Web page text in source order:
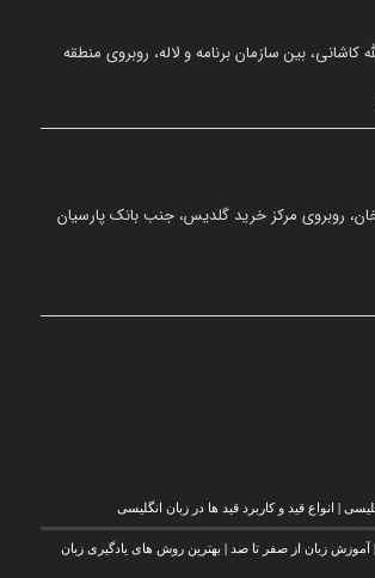
کاشانی، بین سازمان برنامه و لاله، روبروی منطقه
روبروی مرکز خرید گلدیس، جنب بانک پارسیان
| انواع قید و کاربرد قید ها در زبان انگلیسی
زبان از صفر تا صد | بهترین روش های یادگیری زبان